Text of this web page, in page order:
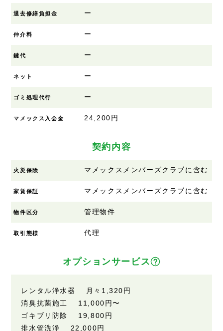
退去修繕負担金 ー
仲介料 ー
鍵代 ー
ネット ー
ゴミ処理代行 ー
マメックス入会金 24,200円
契約内容
火災保険 マメックスメンバーズクラブに含む
家賃保証 マメックスメンバーズクラブに含む
物件区分 管理物件
取引態様 代理
オプションサービス
レンタル浄水器 月々1,320円
消臭抗菌施工 11,000円〜
ゴキブリ防除 19,800円
排水管洗浄 22,000円